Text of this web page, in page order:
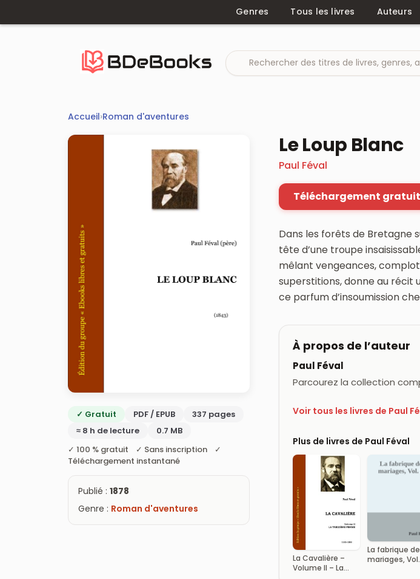
Genres Tous les livres Auteurs
Accueil›Roman d'aventures
✓ Gratuit PDF / EPUB
337 pages
≈ 8 h de lecture
0.7 MB
✓ 100 % gratuit ✓ Sans inscription ✓
Téléchargement instantané
Publié : 1878
Genre : Roman d'aventures
Le Loup Blanc
Paul Féval
Téléchargement gratuit
Dans les forêts de Bretagne
tête d’une troupe
mêlant vengeances,
superstitions, donne au récit
ce parfum d’insoumission
À propos de l’auteur
Paul Féval
Parcourez la collection
Voir tous les livres de Paul
Plus de livres de Paul Féval
La Cavalière –
Volume II – La
La fabrique de
mariages,